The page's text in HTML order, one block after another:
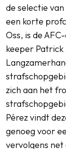
de selectie
een korte
Oss, is de
keeper Patrick
zich aan het
Pérez vindt
genoeg voor
vervolgens